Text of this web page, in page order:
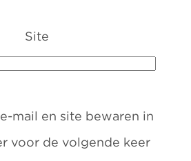
Site
e-mail en site bewaren in
voor de volgende keer